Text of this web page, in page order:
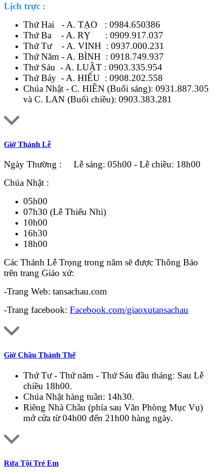
Lịch trực :
Thứ Hai - A. TẠO : 0984.650386
Thứ Ba - A. RỴ : 0909.917.037
Thứ Tư - A. VINH : 0937.000.231
Thứ Năm - A. BÌNH : 0918.749.937
Thứ Sáu - A. LUẬT : 0903.335.954
Thứ Bảy - A. HIẾU : 0908.202.558
Chúa Nhật - C. HIỀN (Buổi sáng): 0931.887.305
và C. LAN (Buổi chiều): 0903.383.281
Giờ Thánh Lễ
Ngày Thường : Lễ sáng: 05h00 - Lễ chiều: 18h00
Chúa Nhật :
05h00
07h30 (Lễ Thiếu Nhi)
10h00
16h30
18h00
Các Thánh Lễ Trọng trong năm sẽ được Thông Báo
trên trang Giáo xứ:
-Trang Web: tansachau.com
-Trang facebook: Facebook.com/giaoxutansachau
Giờ Chầu Thánh Thể
Thứ Tư - Thứ năm - Thứ Sáu đầu tháng: Sau Lễ
chiều 18h00.
Chúa Nhật hàng tuần: 14h30.
Riêng Nhà Chầu (phía sau Văn Phòng Mục Vụ)
mở cửa từ 04h00 đến 21h00 hàng ngày.
Rửa Tội Trẻ Em